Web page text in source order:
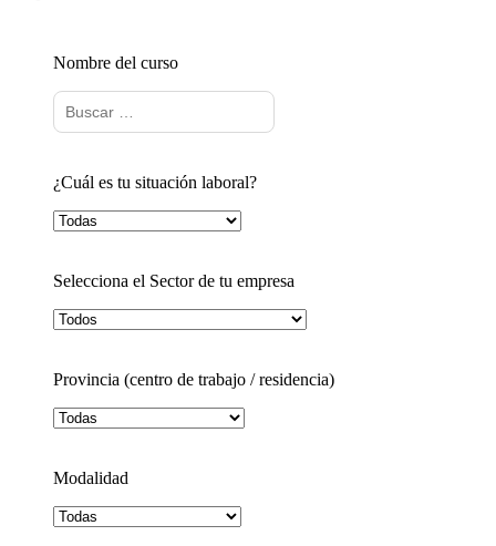
Nombre del curso
¿Cuál es tu situación laboral?
Selecciona el Sector de tu empresa
Provincia (centro de trabajo / residencia)
Modalidad